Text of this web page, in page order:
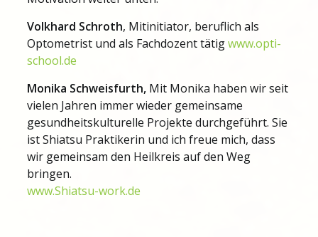
Volkhard Schroth, Mitinitiator, beruflich als
Optometrist und als Fachdozent tätigwww.opti-
school.de
Monika Schweisfurth, Mit Monika haben wir seit
vielen Jahren immer wieder gemeinsame
gesundheitskulturelle Projekte durchgeführt. Sie
ist Shiatsu Praktikerin und ich freue mich, dass
wir gemeinsam den Heilkreis auf den Weg
bringen.
www.Shiatsu-work.de